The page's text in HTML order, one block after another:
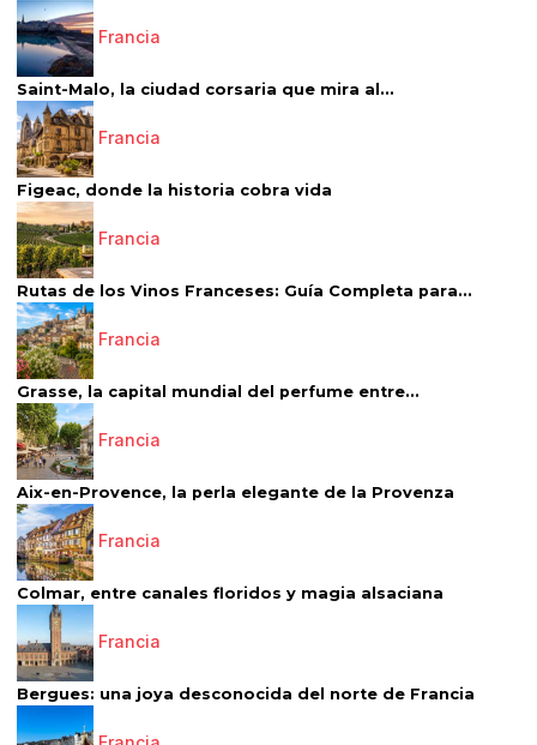
Francia
Saint-Malo, la ciudad corsaria que mira al...
Francia
Figeac, donde la historia cobra vida
Francia
Rutas de los Vinos Franceses: Guía Completa para...
Francia
Grasse, la capital mundial del perfume entre...
Francia
Aix-en-Provence, la perla elegante de la Provenza
Francia
Colmar, entre canales floridos y magia alsaciana
Francia
Bergues: una joya desconocida del norte de Francia